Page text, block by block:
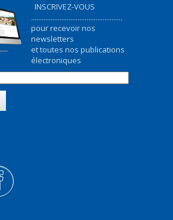
INSCRIVEZ-VOUS
...................................................
pour recevoir nos
newsletters
et toutes nos publications
électroniques